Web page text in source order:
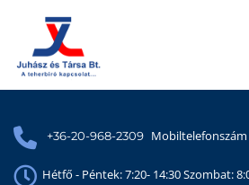
+36-20-968-2309 Mobiltelefonszám
Hétfő - Péntek: 7:20- 14:30 Szombat: